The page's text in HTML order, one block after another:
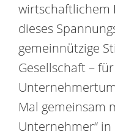
wirtschaftlichem
dieses
gemeinnützige
Gesellschaft –
Mal gemeinsam
Unternehmer“